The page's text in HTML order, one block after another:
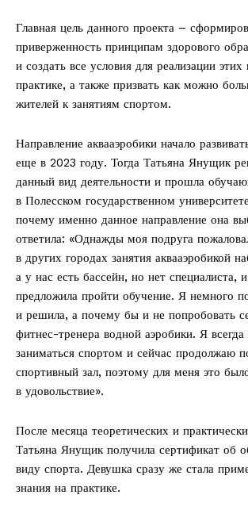
Главная цель данного проекта –
приверженность принципам здорового
и создать все условия для реализации
практике, а также призвать как можно
жителей к занятиям спортом.
Направление аквааэробики начало
еще в 2023 году. Тогда Татьяна Янущик
данный вид деятельности и прошла
в Полесском государственном
почему именно данное направление она
ответила: «Однажды моя подруга
в других городах занятия аквааэробикой
а у нас есть бассейн, но нет специалиста,
предложила пройти обучение. Я немного
и решила, а почему бы и не попробовать
фитнес-­тренера водной аэробики. Я
заниматься спортом и сейчас продолжаю
спортивный зал, поэтому для меня это
в удовольствие».
После месяца теоретических и
Татьяна Янущик получила сертификат об
виду спорта. Девушка сразу же стала
знания на практике.